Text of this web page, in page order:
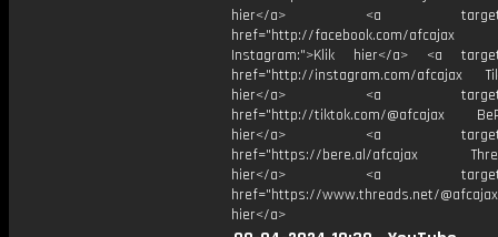
hier</a> <a
href="http://facebook.com/afcajax
Instagram:">Klik hier</a> <a
href="http://instagram.com/afcajax
hier</a> <a
href="http://tiktok.com/@afcajax
hier</a> <a
href="https://bere.al/afcajax
hier</a> <a
href="https://www.threads.net/
hier</a>